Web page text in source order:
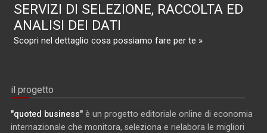
SERVIZI DI SELEZIONE, RACCOLTA ED
ANALISI DEI DATI
Scopri nel dettaglio cosa possiamo fare per te »
il progetto
"quoted business" è un progetto editoriale online di economia
internazionale che monitora, seleziona e rielabora le migliori